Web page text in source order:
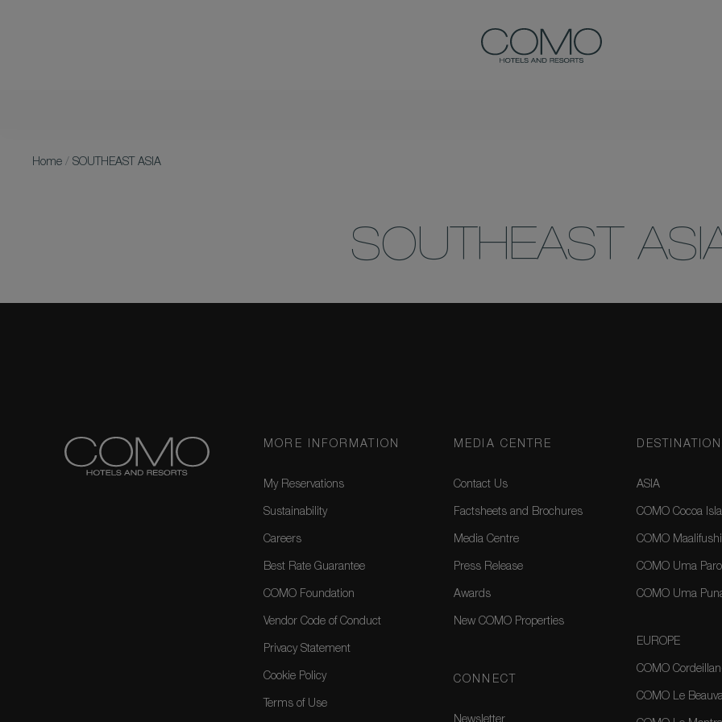
Home / SOUTHEAST ASIA
SOUTHEAST
MORE INFORMATION
My Reservations
Sustainability
Careers
Best Rate Guarantee
COMO Foundation
Vendor Code of Conduct
Privacy Statement
Cookie Policy
Terms of Use
MEDIA CENTRE
Contact Us
Factsheets and Brochures
Media Centre
Press Release
Awards
New COMO Properties
CONNECT
ASIA
COMO Cocoa
COMO
COMO Uma
COMO Uma
EUROPE
COMO
COMO Le